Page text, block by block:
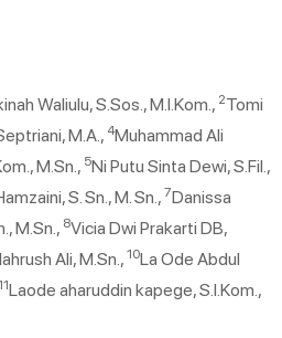
Waliulu, S.Sos., M.I.Kom., 2Tomi
M.A., 4Muhammad Ali
M.Sn., 5Ni Putu Sinta Dewi, S.Fil.,
S. Sn., M. Sn.,7Danissa
M.Sn., 8Vicia Dwi Prakarti DB,
Ali, M.Sn.,10La Ode Abdul
Laode aharuddin kapege, S.I.Kom.,